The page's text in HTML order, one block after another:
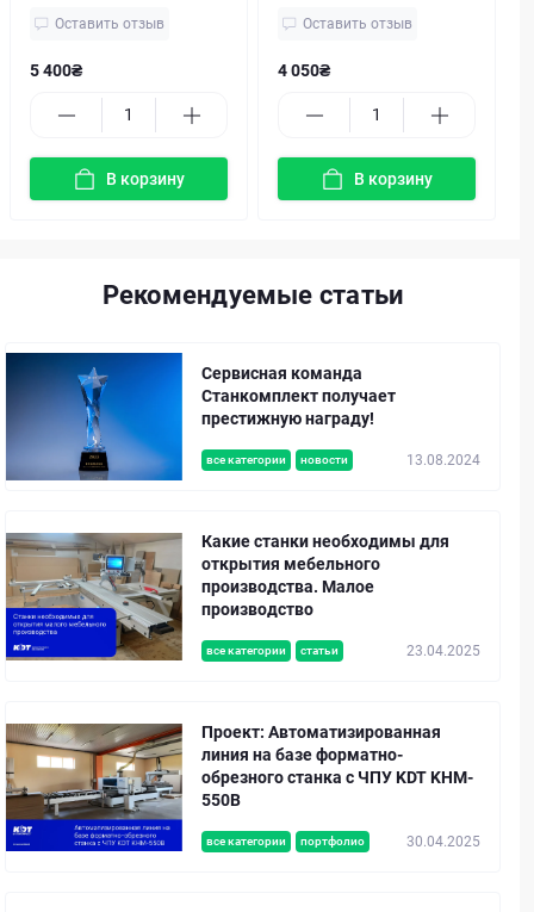
Оставить отзыв
5 400₴
В корзину
Оставить отзыв
4 050₴
В корзину
Рекомендуемые статьи
все категории новости 13.08.2024
Сервисная команда
Станкомплект получает
престижную награду!
все категории статьи 23.04.2025
Какие станки необходимы для
открытия мебельного
производства. Малое
производство
все категории портфолио 30.04.2025
Проект: Автоматизированная
линия на базе форматно-
обрезного станка с ЧПУ KDT KHM-
550B